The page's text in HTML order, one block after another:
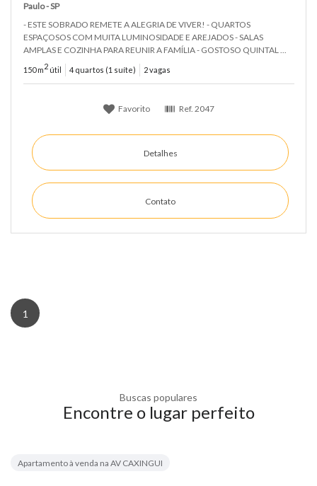
Paulo - SP
- ESTE SOBRADO REMETE A ALEGRIA DE VIVER! - QUARTOS
ESPAÇOSOS COM MUITA LUMINOSIDADE E AREJADOS - SALAS
AMPLAS E COZINHA PARA REUNIR A FAMÍLIA - GOSTOSO QUINTAL ...
150 m2 útil 4 quartos (1 suíte) 2 vagas
Favorito Ref. 2047
Detalhes
Contato
1
Buscas populares
Encontre o lugar perfeito
Apartamento à venda na AV CAXINGUI